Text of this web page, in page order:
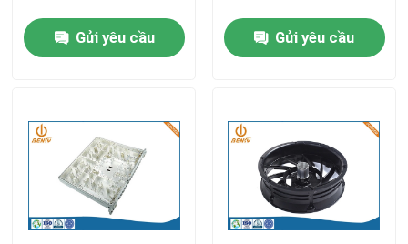
Tin tức
Đúc khuôn nhôm
Phụ tùng EV
Bộ phận gia công CNC
Gửi yêu cầu Gửi yêu cầu